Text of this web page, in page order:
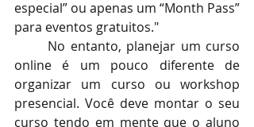
especial” ou apenas um “Month Pass”
para eventos gratuitos."
No entanto, planejar um curso
online é um pouco diferente de
organizar um curso ou workshop
presencial. Você deve montar o seu
curso tendo em mente que o aluno